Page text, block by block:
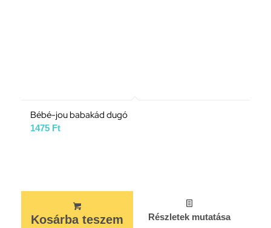
Bébé-jou babakád dugó
1475 Ft
Kosárba teszem Részletek mutatása